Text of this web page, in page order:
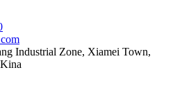
Industrial Zone, Xiamei Town,